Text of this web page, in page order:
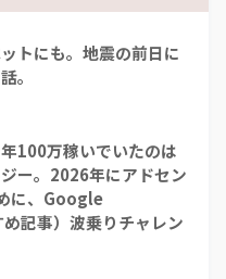
トにも。地震の前日に
。
100万稼いでいたのは
ー。2026年にアドセン
に、Google
記事）波乗りチャレン